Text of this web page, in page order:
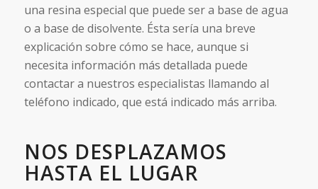
una resina especial que puede ser a base de agua
o a base de disolvente. Ésta sería una breve
explicación sobre cómo se hace, aunque si
necesita información más detallada puede
contactar a nuestros especialistas llamando al
teléfono indicado, que está indicado más arriba.
NOS DESPLAZAMOS
HASTA EL LUGAR